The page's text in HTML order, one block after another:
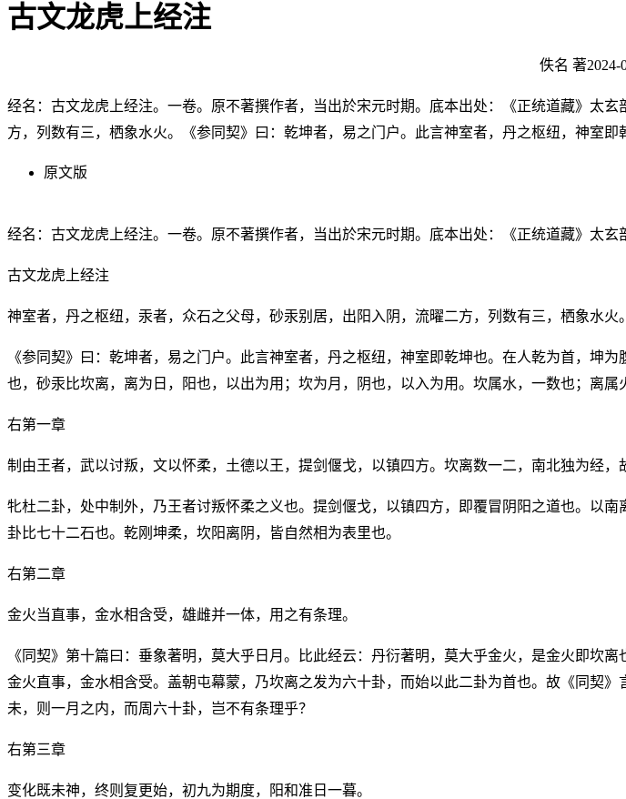
古文龙虎上经注
佚名 著2024-
经名：古文龙虎上经注。一卷。原不著撰作者，当出於宋元时期。底本出处：《正统道藏》太
方，列数有三，栖象水火。《参同契》曰：乾坤者，易之门户。此言神室者，丹之枢纽，神室
原文版
经名：古文龙虎上经注。一卷。原不著撰作者，当出於宋元时期。底本出处：《正统道藏》太玄
古文龙虎上经注
神室者，丹之枢纽，汞者，众石之父母，砂汞别居，出阳入阴，流曜二方，列数有三，栖象水火。
《参同契》曰：乾坤者，易之门户。此言神室者，丹之枢纽，神室即乾坤也。在人乾为首，坤
也，砂汞比坎离，离为日，阳也，以出为用；坎为月，阴也，以入为用。坎属水，一数也；离属
右第一章
制由王者，武以讨叛，文以怀柔，土德以王，提剑偃戈，以镇四方。坎离数一二，南北独为经，
牝杜二卦，处中制外，乃王者讨叛怀柔之义也。提剑偃戈，以镇四方，即覆冒阴阳之道也。以
卦比七十二石也。乾刚坤柔，坎阳离阴，皆自然相为表里也。
右第二章
金火当直事，金水相含受，雄雌并一体，用之有条理。
《同契》第十篇曰：垂象著明，莫大乎日月。比此经云：丹衍著明，莫大乎金火，是金火即坎
金火直事，金水相含受。盖朝屯幕蒙，乃坎离之发为六十卦，而始以此二卦为首也。故《同契
未，则一月之内，而周六十卦，岂不有条理乎？
右第三章
变化既未神，终则复更始，初九为期度，阳和准日一暮。